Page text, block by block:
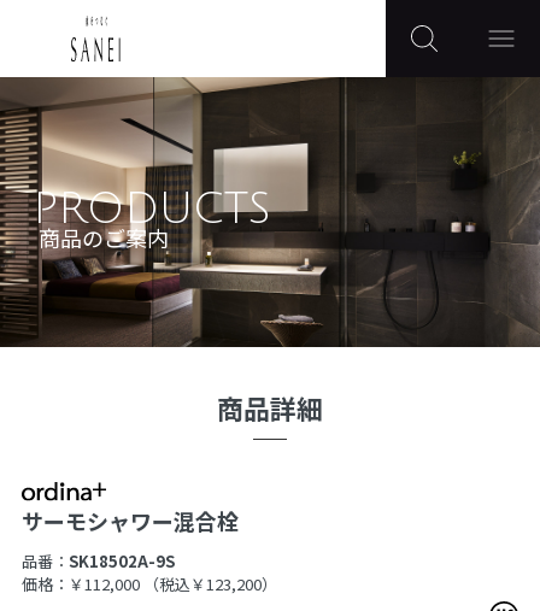
PRODUCTS
商品のご案内
商品詳細
サーモシャワー混合栓
品番： SK18502A-9S
価格：￥112,000
（税込￥123,200）